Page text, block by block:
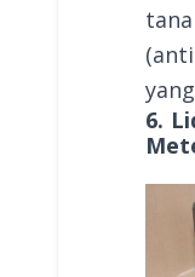
6.